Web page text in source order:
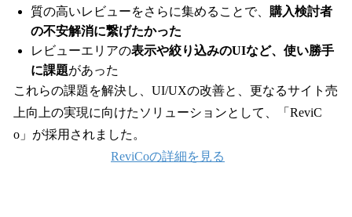
質の高いレビューをさらに集めることで、 購入検討者
の不安解消に繋げたかった
レビューエリアの表示や絞り込みのUIなど、使い勝手
に課題があった
これらの課題を解決し、UI/UXの改善と、更なるサイト売
上向上の実現に向けたソリューションとして、「ReviC
o」が採用されました。
ReviCoの詳細を見る